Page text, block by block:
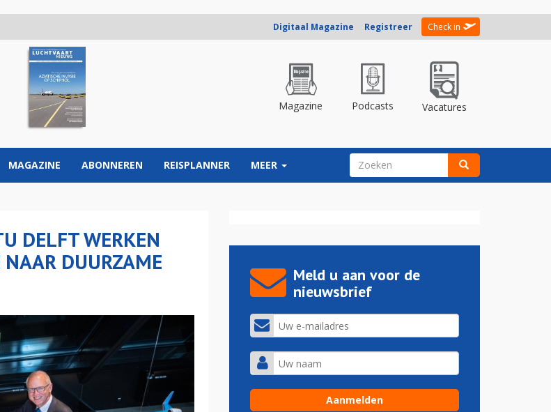
Digitaal Magazine Registreer Check in
Magazine Podcasts Vacatures
MAGAZINE ABONNEREN REISPLANNER MEER ZOEKVELD
DELFT WERKEN
DUURZAME
Meld u aan voor de
nieuwsbrief